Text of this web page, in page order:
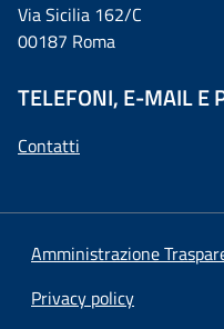
Via Sicilia 162/C
00187 Roma
TELEFONI, E-MAIL E
Contatti
Amministrazione
Privacy policy